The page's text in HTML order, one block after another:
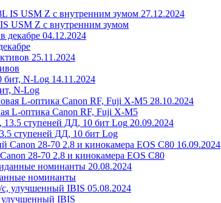
27.12.2024
USM Z с внутренним зумом
04.12.2024
25.11.2024
14.11.2024
N-Log
28.10.2024
L-оптика Canon RF, Fuji X-M5
20.09.2024
ступеней ДД, 10 бит Log
16.09.2024
28-70 2.8 и кинокамера EOS C80
20.08.2024
номинанты
05.08.2024
улучшенный IBIS